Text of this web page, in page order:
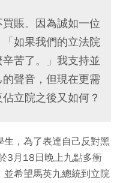
賬。因為誠如一位
如果我們的立法院
苦了。」我支持並
聲音，但現在更需
立院之後又如何？
，為了表達自己反對黑
3月18日晚上九點多衝
希望馬英九總統到立院